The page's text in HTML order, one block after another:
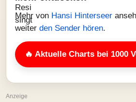
Mehr von Hansi Hinterseer
weiter den Sender hören.
🔥 Aktuelle Charts bei 1000
Anzeige